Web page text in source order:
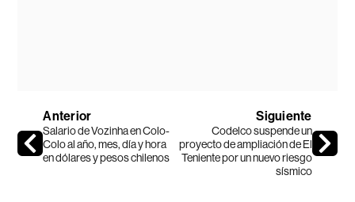
Anterior
Salario de Vozinha en Colo-
Colo al año, mes, día y hora
en dólares y pesos chilenos
Siguiente
Codelco suspende un
proyecto de ampliación de El
Teniente por un nuevo riesgo
sísmico